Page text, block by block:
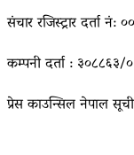
संचार रजिस्ट्रार दर्ता
कम्पनी दर्ता :
प्रेस काउन्सिल नेपाल